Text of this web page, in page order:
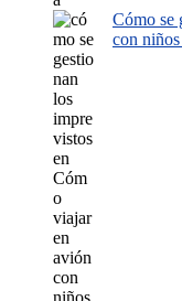
Cómo se
con